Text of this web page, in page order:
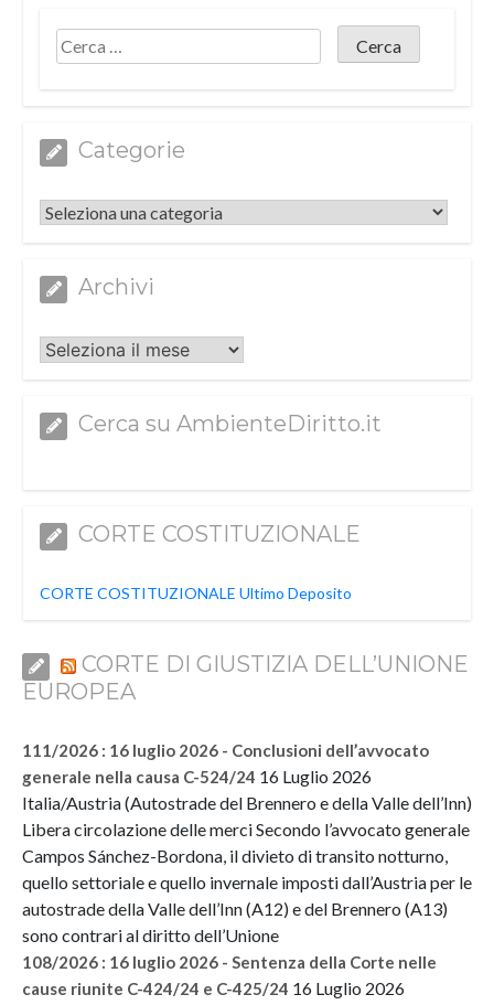
Categorie
Categorie
Archivi
Archivi
Cerca su AmbienteDiritto.it
CORTE COSTITUZIONALE
CORTE COSTITUZIONALE Ultimo Deposito
CORTE DI GIUSTIZIA DELL’UNIONE
EUROPEA
111/2026 : 16 luglio 2026 - Conclusioni dell’avvocato
generale nella causa C-524/24 16 Luglio 2026
Italia/Austria (Autostrade del Brennero e della Valle dell’Inn)
Libera circolazione delle merci Secondo l’avvocato generale
Campos Sánchez-Bordona, il divieto di transito notturno,
quello settoriale e quello invernale imposti dall’Austria per le
autostrade della Valle dell’Inn (A12) e del Brennero (A13)
sono contrari al diritto dell’Unione
108/2026 : 16 luglio 2026 - Sentenza della Corte nelle
cause riunite C-424/24 e C-425/24 16 Luglio 2026